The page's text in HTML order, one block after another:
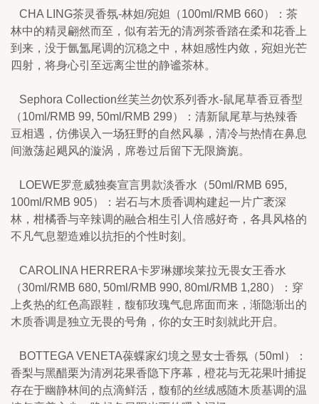
   CHA LING茶灵香氛-林妲/宛妲（100ml/RMB 660）：茶
林中的精灵翩然而至，似有若无的清冽茶香踏在柔和花香上
到来，没于氤氲尾调的沉稳之中，林妲感性内敛，宛妲光芒
四射，将身心引至远离尘世的静谧茶林。
   Sephora Collection丝芙兰勿饮系列香水-鼠尾草香豆香型
（10ml/RMB 99, 50ml/RMB 299）：清新鼠尾草与热辣香
豆相遇，仿佛误入一场狂野的自然风暴，清冷与热情在鼻息
间激荡起飓风的漩涡，席卷过后留下无限旖旎。
   LOEWE罗意威独奏宣言男款淡香水（50ml/RMB 695,
100ml/RMB 905）：岩石与木质香调构建起一片广袤深
林，柑橘香与辛辣调的融合相生引人倍感好奇，各具风格的
不凡气息塑造难以抗拒的个性时刻。
   CAROLINA HERRERA卡罗琳娜埃莱拉无畏女王香水
（30ml/RMB 680, 50ml/RMB 990, 80ml/RMB 1,280）：穿
上炙热的红色高跟鞋，馥郁玫瑰气息席面而来，渐隐渐出的
木质香调是独立无畏的号角，你的女王时刻就此开启。
   BOTTEGA VENETA葆蝶家幻境之昱女士香氛（50ml）：
香梨与黑醋栗为清冽花果香隐下序幕，橙花与无花果叶捕捉
存在于幽静林间的点滴鲜活，馥郁的丝绒感随木质基调的温